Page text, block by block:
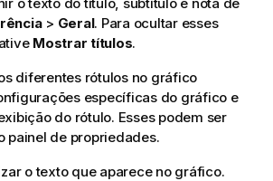
> Geral. Para ocultar esses
Mostrar títulos.
diferentes rótulos no gráfico
específicas do gráfico e
do rótulo. Esses podem ser
painel de propriedades.
o texto que aparece no gráfico.